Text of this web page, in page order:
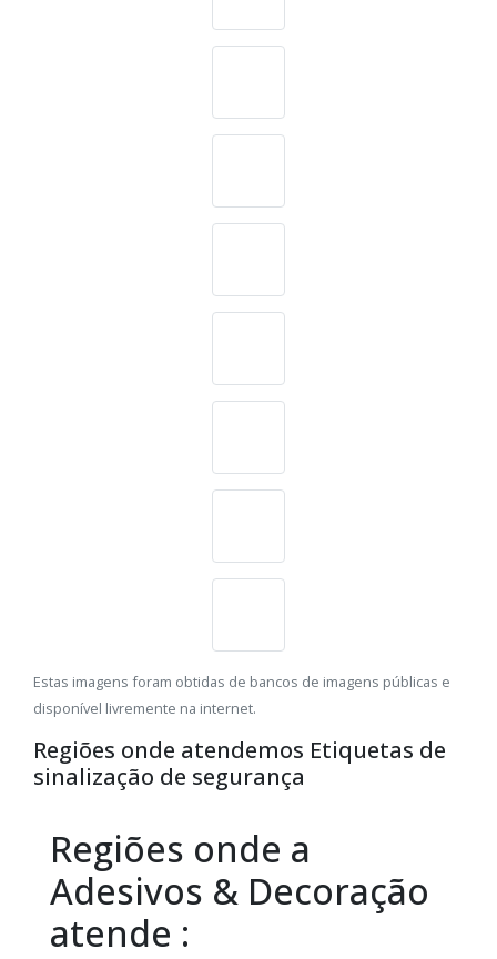
Estas imagens foram obtidas de bancos de imagens públicas e
disponível livremente na internet.
Regiões onde atendemos Etiquetas de
sinalização de segurança
Regiões onde a
Adesivos & Decoração
atende :